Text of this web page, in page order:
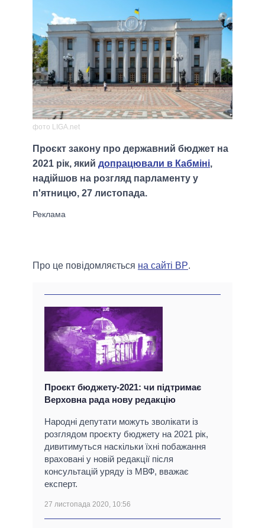
фото LIGA.net
Проєкт закону про державний бюджет на
2021 рік, який допрацювали в Кабміні,
надійшов на розгляд парламенту у
п'ятницю, 27 листопада.
Про це повідомляється на сайті ВР.
Проєкт бюджету-2021: чи підтримає
Верховна рада нову редакцію
Народні депутати можуть зволікати із
розглядом проєкту бюджету на 2021 рік,
дивитимуться наскільки їхні побажання
враховані у новій редакції після
консультацій уряду із МВФ, вважає
експерт.
27 листопада 2020, 10:56